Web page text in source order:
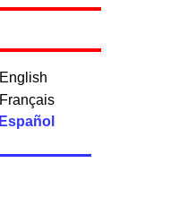
English
Français
Español